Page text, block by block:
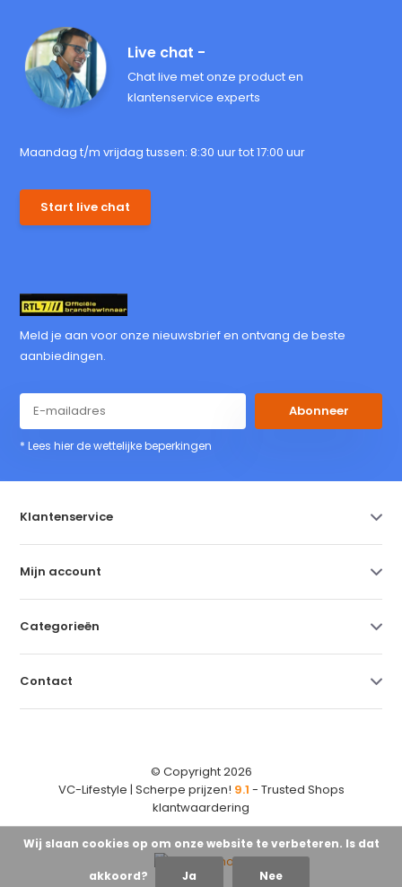
Live chat -
Chat live met onze product en
klantenservice experts
Maandag t/m vrijdag tussen: 8:30 uur tot 17:00 uur
Start live chat
Meld je aan voor onze nieuwsbrief en ontvang de beste
aanbiedingen.
Abonneer
* Lees hier de wettelijke beperkingen
Klantenservice
Mijn account
Categorieën
Contact
© Copyright 2026
VC-Lifestyle | Scherpe prijzen! 9.1 - Trusted Shops
klantwaardering
Wij slaan cookies op om onze website te verbeteren. Is dat
akkoord? Ja Nee